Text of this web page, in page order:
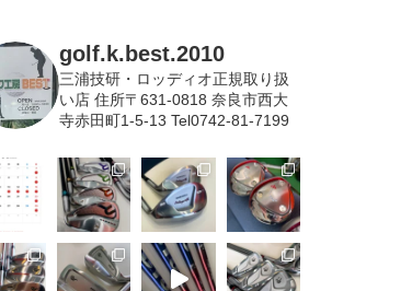
golf.k.best.2010
三浦技研・ロッディオ正規取り扱
い店 住所〒631-0818 奈良市西大
寺赤田町1-5-13 Tel0742-81-7199